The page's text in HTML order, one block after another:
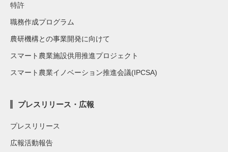
特許
職務作成プログラム
農研機構との事業開発に向けて
スマート農業施設供用推進プロジェクト
スマート農業イノベーション推進会議(IPCSA)
プレスリリース・広報
プレスリリース
広報活動報告